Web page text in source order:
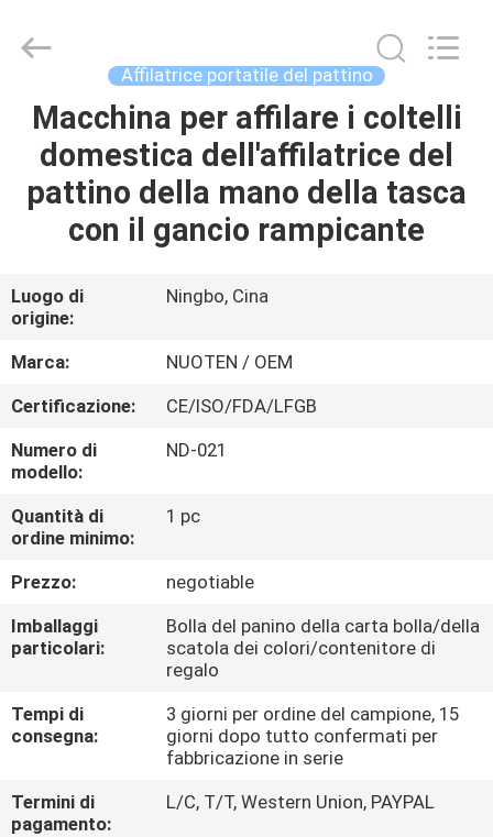
CASA.
PRODOTTI
SU
DI
NOI
VISITA
DELLA
FABBRICA
CONTROLLO
DELLA
CONTATTACI
Norton
Electric
Affilatrice portatile del pattino
Macchina per affilare i coltelli
domestica dell'affilatrice del
pattino della mano della tasca
con il gancio rampicante
Luogo di
origine:
Ningbo, Cina
Marca:
NUOTEN / OEM
Certificazione:
CE/ISO/FDA/LFGB
Numero di
modello:
ND-021
Quantità di
ordine minimo:
1 pc
Prezzo:
negotiable
Imballaggi
particolari:
Bolla del panino della carta bolla/della
scatola dei colori/contenitore di
regalo
Tempi di
consegna:
3 giorni per ordine del campione, 15
giorni dopo tutto confermati per
fabbricazione in serie
Termini di
pagamento:
L/C, T/T, Western Union, PAYPAL